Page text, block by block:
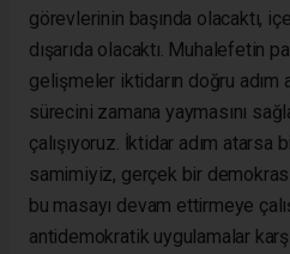
görevlerinin başında olacaktı,
dışarıda olacaktı. Muhalefetin
gelişmeler iktidarın doğru adım
sürecini zamana yaymasını
çalışıyoruz. İktidar adım atarsa
samimiyiz, gerçek bir
bu masayı devam ettirmeye
antidemokratik uygulamalar